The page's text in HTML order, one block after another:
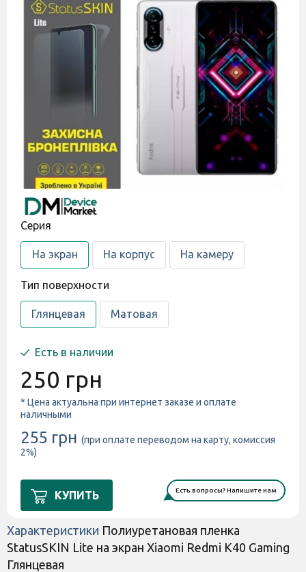
Cерия
На экран На корпус На камеру
Тип поверхности
Глянцевая Матовая
Есть в наличии
250 грн
* Цена актуальна при интернет заказе и оплате
наличными
255 грн (при оплате переводом на карту, комиссия
2%)
КУПИТЬ Есть вопросы? Напишите нам
Характеристики Полиуретановая пленка
StatusSKIN Lite на экран Xiaomi Redmi K40 Gaming
Глянцевая